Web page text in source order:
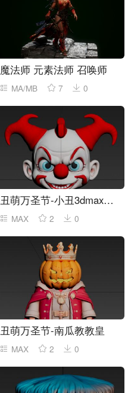
魔法师 元素法师 召唤师
MA/MB 7 0
丑萌万圣节-小丑3dmax素模
MAX 2 0
丑萌万圣节-南瓜教教皇
MAX 2 0